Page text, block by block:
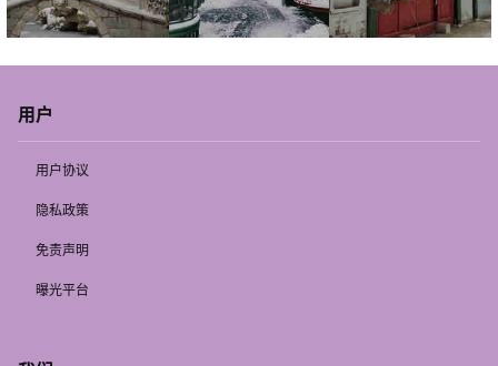
用户
用户协议
隐私政策
免责声明
曝光平台